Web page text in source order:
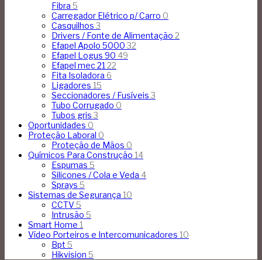
Fibra 5
Carregador Elétrico p/ Carro 0
Casquilhos3
Drivers / Fonte de Alimentação 2
Efapel Apolo 500032
Efapel Logus 90 49
Efapel mec 21 22
Fita Isoladora 6
Ligadores 15
Seccionadores / Fusíveis3
Tubo Corrugado 0
Tubos gris3
Oportunidades 0
Proteção Laboral 0
Proteção de Mãos 0
Químicos Para Construção 14
Espumas 5
Silicones / Cola e Veda 4
Sprays 5
Sistemas de Segurança 10
CCTV5
Intrusão 5
Smart Home 1
Vídeo Porteiros e Intercomunicadores 10
Bpt 5
Hikvision 5